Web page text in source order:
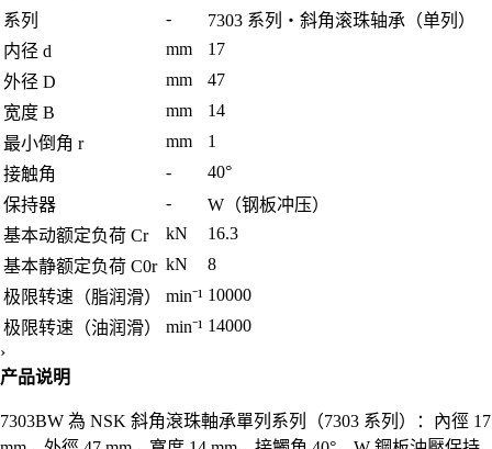
系列
-
7303 系列・斜角滚珠轴承（单列）
内径 d
mm
17
外径 D
mm
47
宽度 B
mm
14
最小倒角 r
mm
1
接触角
-
40°
保持器
-
W（钢板冲压）
基本动额定负荷 Cr
kN
16.3
基本静额定负荷 C0r kN
8
极限转速（脂润滑）
min⁻¹ 10000
极限转速（油润滑）
min⁻¹ 14000
›
产品说明
7303BW 為 NSK 斜角滾珠軸承單列系列（7303 系列）：內徑 17